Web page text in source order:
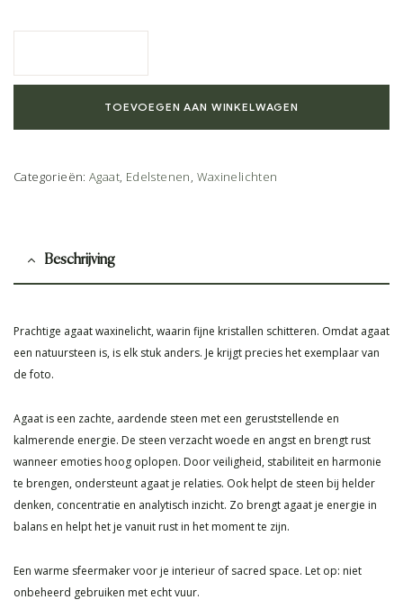
TOEVOEGEN AAN WINKELWAGEN
Categorieën:Agaat, Edelstenen, Waxinelichten
Beschrijving
Prachtige agaat waxinelicht, waarin fijne kristallen schitteren. Omdat agaat
een natuursteen is, is elk stuk anders. Je krijgt precies het exemplaar van
de foto.
Agaat is een zachte, aardende steen met een geruststellende en
kalmerende energie. De steen verzacht woede en angst en brengt rust
wanneer emoties hoog oplopen. Door veiligheid, stabiliteit en harmonie
te brengen, ondersteunt agaat je relaties. Ook helpt de steen bij helder
denken, concentratie en analytisch inzicht. Zo brengt agaat je energie in
balans en helpt het je vanuit rust in het moment te zijn.
Een warme sfeermaker voor je interieur of sacred space. Let op: niet
onbeheerd gebruiken met echt vuur.